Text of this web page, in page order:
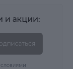
и акции: